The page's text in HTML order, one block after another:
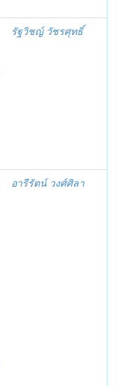
รัฐวิชญ์ วัชรศุทธิ์
อารีรัตน์ วงศ์ศิลา